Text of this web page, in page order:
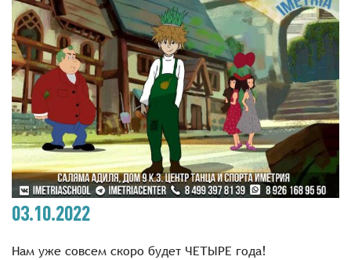
03.10.2022
Нам уже совсем скоро будет ЧЕТЫРЕ года!